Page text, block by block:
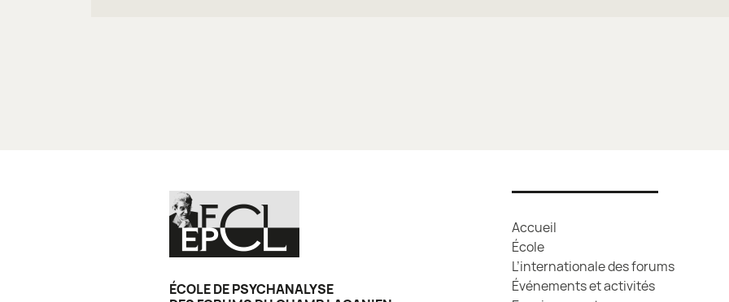
ÉCOLE DE PSYCHANALYSE
Accueil
École
L’internationale des forums
Événements et activités